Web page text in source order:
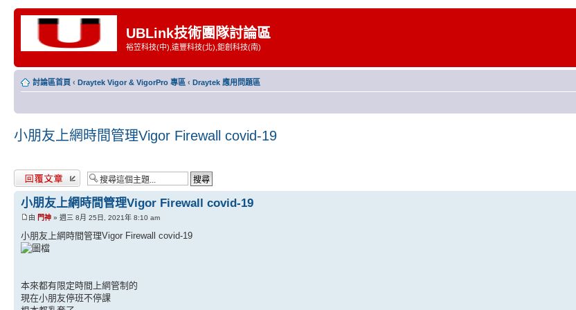
UBLink技術團隊討論區
裕笠科技(中),遠豐科技(北),鉅創科技(南)
討論區首頁 ‹ Draytek Vigor & VigorPro 專區 ‹ Draytek 應用問題區
小朋友上網時間管理Vigor Firewall covid-19
發表回覆
小朋友上網時間管理Vigor Firewall covid-19
由 門神 » 週三 8月 25日, 2021年 8:10 am
小朋友上網時間管理Vigor Firewall covid-19
本來都有限定時間上網管制的
現在小朋友停班不停課